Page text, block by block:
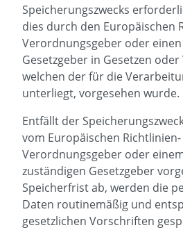
Speicherungszwecks
dies durch den Europäischen
Verordnungsgeber oder
Gesetzgeber in Gesetzen
welchen der für die
unterliegt, vorgesehen wurde.
Entfällt der
vom Europäischen
Verordnungsgeber oder
zuständigen Gesetzgeber
Speicherfrist ab, werden die
Daten routinemäßig und
gesetzlichen Vorschriften